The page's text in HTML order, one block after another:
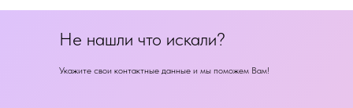
Не нашли что искали?
Укажите свои контактные данные и мы поможем Вам!